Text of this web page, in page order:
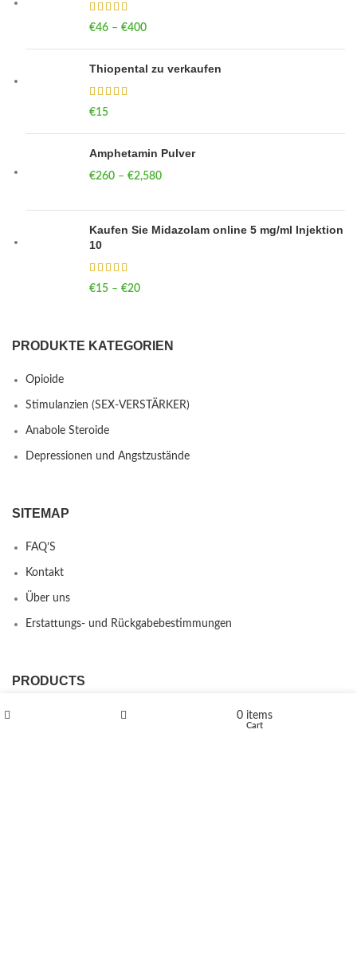
€46 – €400
Thiopental zu verkaufen
€15
Amphetamin Pulver
€260 – €2,580
Kaufen Sie Midazolam online 5 mg/ml Injektion
10
€15 – €20
PRODUKTE KATEGORIEN
Opioide
Stimulanzien (SEX-VERSTÄRKER)
Anabole Steroide
Depressionen und Angstzustände
SITEMAP
FAQ’S
Kontakt
Über uns
Erstattungs- und Rückgabebestimmungen
PRODUCTS
L-Polaflux® 5 mg/ml 0 items
Cart